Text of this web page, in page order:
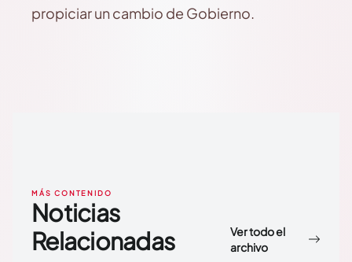
propiciar un cambio de Gobierno.
MÁS CONTENIDO
Noticias
Relacionadas
Ver todo el
archivo